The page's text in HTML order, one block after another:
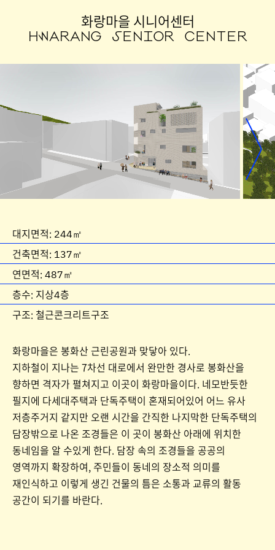
화랑마을 시니어센터
HWARANG SENIOR CENTER
대지면적: 244㎡
건축면적: 137㎡
연면적: 487㎡
층수: 지상4층
구조: 철근콘크리트구조
화랑마을은 봉화산 근린공원과 맞닿아 있다.
지하철이 지나는 7차선 대로에서 완만한 경사로 봉화산을
향하면 격자가 펼쳐지고 이곳이 화랑마을이다. 네모반듯한
필지에 다세대주택과 단독주택이 혼재되어있어 어느 유사
저층주거지 같지만 오랜 시간을 간직한 나지막한 단독주택의
담장밖으로 나온 조경들은 이 곳이 봉화산 아래에 위치한
동네임을 알 수있게 한다. 담장 속의 조경들을 공공의
영역까지 확장하여, 주민들이 동네의 장소적 의미를
재인식하고 이렇게 생긴 건물의 틈은 소통과 교류의 활동
공간이 되기를 바란다.